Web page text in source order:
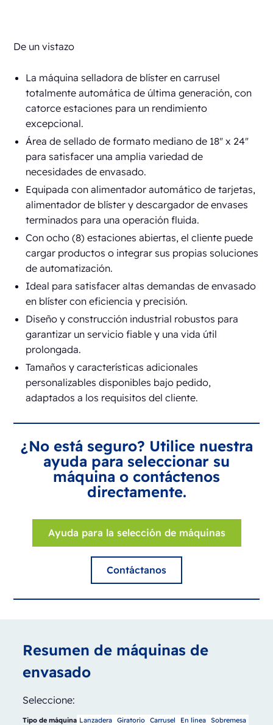
De un vistazo
La máquina selladora de blíster en carrusel
totalmente automática de última generación, con
catorce estaciones para un rendimiento
excepcional.
Área de sellado de formato mediano de 18" x 24"
para satisfacer una amplia variedad de
necesidades de envasado.
Equipada con alimentador automático de tarjetas,
alimentador de blíster y descargador de envases
terminados para una operación fluida.
Con ocho (8) estaciones abiertas, el cliente puede
cargar productos o integrar sus propias soluciones
de automatización.
Ideal para satisfacer altas demandas de envasado
en blíster con eficiencia y precisión.
Diseño y construcción industrial robustos para
garantizar un servicio fiable y una vida útil
prolongada.
Tamaños y características adicionales
personalizables disponibles bajo pedido,
adaptados a los requisitos del cliente.
¿No está seguro? Utilice nuestra
ayuda para seleccionar su
máquina o contáctenos
directamente.
Ayuda para la selección de máquinas
Contáctanos
Resumen de máquinas de
envasado
Seleccione:
Tipo de máquina Lanzadera Giratorio Carrusel En línea Sobremesa